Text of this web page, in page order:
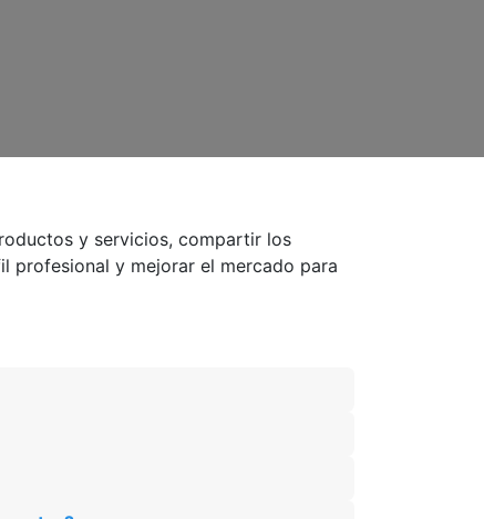
y servicios, compartir los
profesional y mejorar el mercado para